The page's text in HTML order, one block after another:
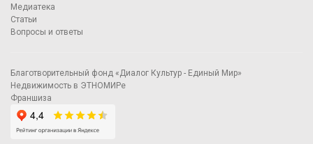
Медиатека
Статьи
Вопросы и ответы
Благотворительный фонд «Диалог Культур - Единый Мир»
Недвижимость в ЭТНОМИРе
Франшиза